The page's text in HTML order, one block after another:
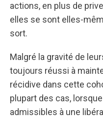
actions, en plus de
elles se sont elles-
sort.
Malgré la gravité de
toujours réussi à
récidive dans cette
plupart des cas,
admissibles à une